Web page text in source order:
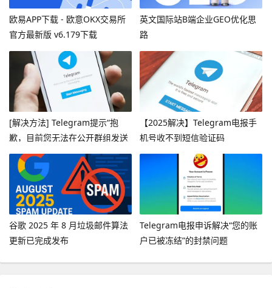
欧易APP下载 - 欧意OKX交易所
官方最新版 v6.179下载
英文国际站B端企业GEO优化思
路
[解决方法] Telegram提示“抱
歉，目前您无法在公开群组发送
消息”
【2025解决】Telegram电报手
机号收不到短信验证码
谷歌 2025 年 8 月垃圾邮件算法
更新已完成发布
Telegram电报申诉解决“您的账
户已被冻结”的封禁问题